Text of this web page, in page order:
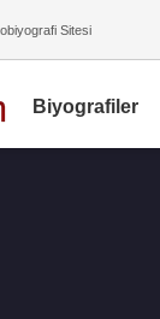
Sitesi
Biyografiler